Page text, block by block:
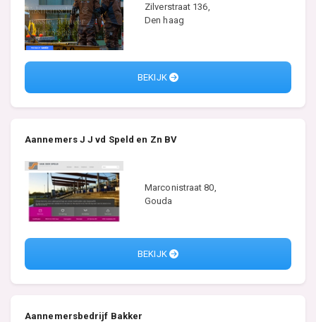
Zilverstraat 136,
Den haag
BEKIJK
Aannemers J J vd Speld en Zn BV
Marconistraat 80,
Gouda
BEKIJK
Aannemersbedrijf Bakker